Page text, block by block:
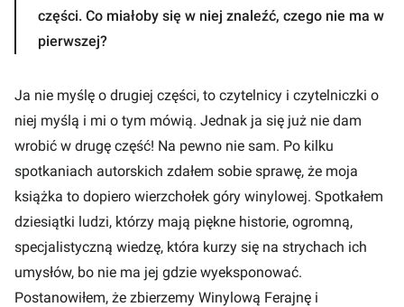
części. Co miałoby się w niej znaleźć, czego nie ma w
pierwszej?
Ja nie myślę o drugiej części, to czytelnicy i czytelniczki o
niej myślą i mi o tym mówią. Jednak ja się już nie dam
wrobić w drugę część! Na pewno nie sam. Po kilku
spotkaniach autorskich zdałem sobie sprawę, że moja
książka to dopiero wierzchołek góry winylowej. Spotkałem
dziesiątki ludzi, którzy mają piękne historie, ogromną,
specjalistyczną wiedzę, która kurzy się na strychach ich
umysłów, bo nie ma jej gdzie wyeksponować.
Postanowiłem, że zbierzemy Winylową Ferajnę i